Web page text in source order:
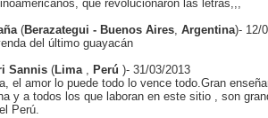
que revolucionaron las letras,,,
(Berazategui - Buenos Aires Argentina)- 12/
del último guayacán
Sannis (Lima Perú )- 31/03/2013
el amor lo puede todo lo vence todo.Gran
y a todos los que laboran en este sitio , son
Perú.